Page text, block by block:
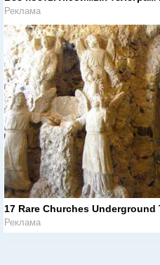
Реклама
17 Rare Churches
Реклама